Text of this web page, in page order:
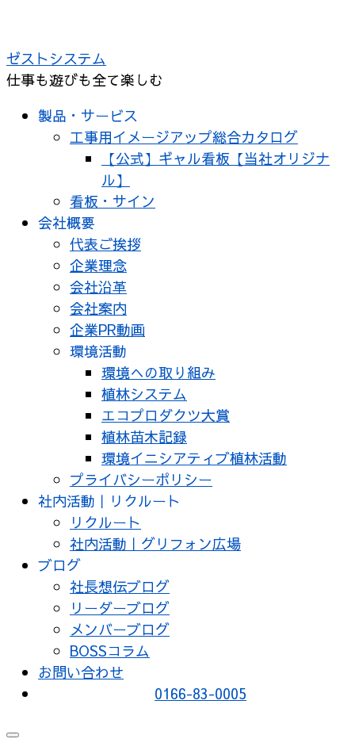
テ
ン
ゼストシステム
仕事も遊びも全て楽しむ
製品・サービス
工事用イメージアップ総合カタログ
【公式】ギャル看板【当社オリジナ
ル】
看板・サイン
会社概要
代表ご挨拶
企業理念
会社沿革
会社案内
企業PR動画
環境活動
環境への取り組み
植林システム
エコプロダクツ大賞
植林苗木記録
環境イニシアティブ植林活動
プライバシーポリシー
社内活動｜リクルート
リクルート
社内活動｜グリフォン広場
ブログ
社長想伝ブログ
リーダーブログ
メンバーブログ
BOSSコラム
お問い合わせ
0166-83-0005
メ